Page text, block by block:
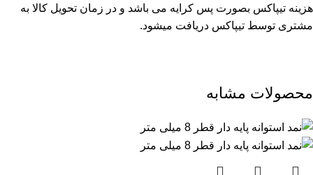
هزینه تیپاکس بصورت پس کرایه می باشد و در زمان تحویل کالا به
مشتری توسط تیپاکس دریافت میشود.
محصولات مشابه